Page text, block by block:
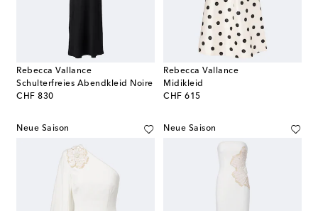
Rebecca Vallance
Schulterfreies Abendkleid Noire
CHF 830
original price
Rebecca Vallance
Midikleid
CHF 615
original price
Neue Saison Neue Saison